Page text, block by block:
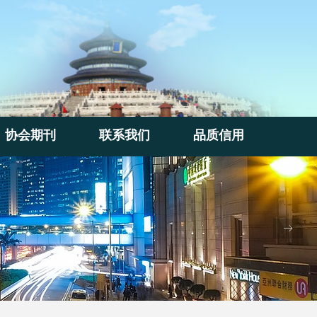
ꁹ
协会期刊
协会期刊
联系我们
联系我们
品质信用
品质信用